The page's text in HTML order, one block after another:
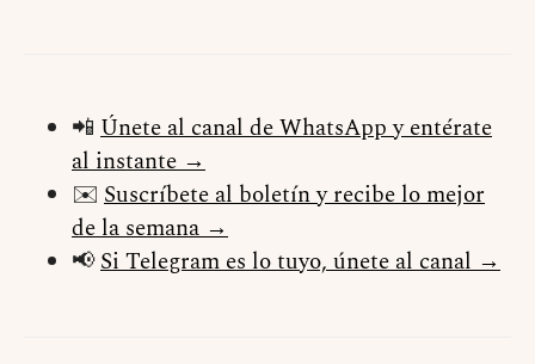
📲 Únete al canal de WhatsApp y entérate
al instante →
✉️ Suscríbete al boletín y recibe lo mejor
de la semana →
📢Si Telegram es lo tuyo, únete al canal →